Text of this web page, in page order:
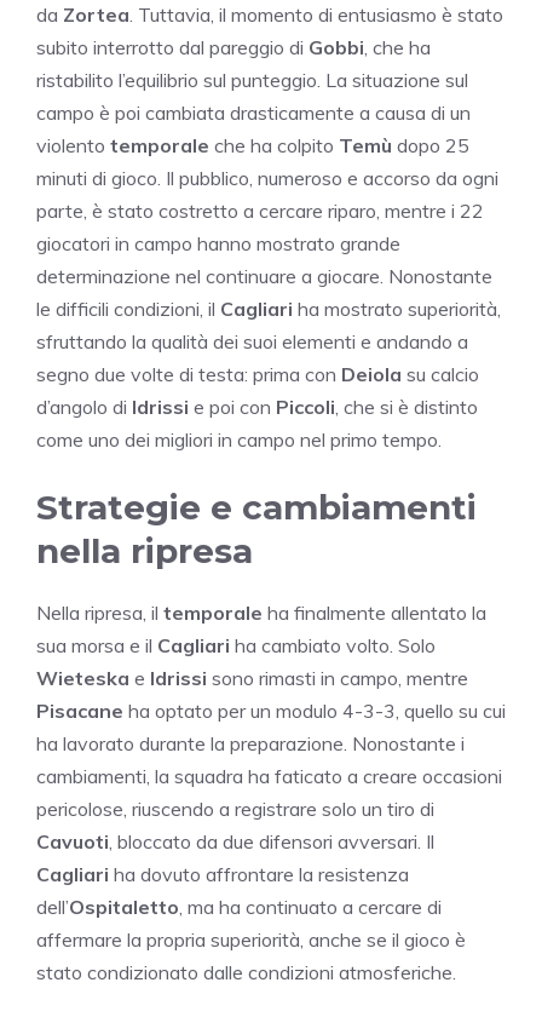
da Zortea . Tuttavia, il momento di entusiasmo è stato
subito interrotto dal pareggio di Gobbi , che ha
ristabilito l’equilibrio sul punteggio. La situazione sul
campo è poi cambiata drasticamente a causa di un
violento temporale che ha colpito Temù dopo 25
minuti di gioco. Il pubblico, numeroso e accorso da ogni
parte, è stato costretto a cercare riparo, mentre i 22
giocatori in campo hanno mostrato grande
determinazione nel continuare a giocare. Nonostante
le difficili condizioni, il Cagliari ha mostrato superiorità,
sfruttando la qualità dei suoi elementi e andando a
segno due volte di testa: prima con Deiola su calcio
d’angolo di Idrissi e poi con Piccoli , che si è distinto
come uno dei migliori in campo nel primo tempo.
Strategie e cambiamenti
nella ripresa
Nella ripresa, il temporale ha finalmente allentato la
sua morsa e il Cagliari ha cambiato volto. Solo
Wieteska e Idrissi sono rimasti in campo, mentre
Pisacane ha optato per un modulo 4-3-3, quello su cui
ha lavorato durante la preparazione. Nonostante i
cambiamenti, la squadra ha faticato a creare occasioni
pericolose, riuscendo a registrare solo un tiro di
Cavuoti , bloccato da due difensori avversari. Il
Cagliari ha dovuto affrontare la resistenza
dell’Ospitaletto , ma ha continuato a cercare di
affermare la propria superiorità, anche se il gioco è
stato condizionato dalle condizioni atmosferiche.